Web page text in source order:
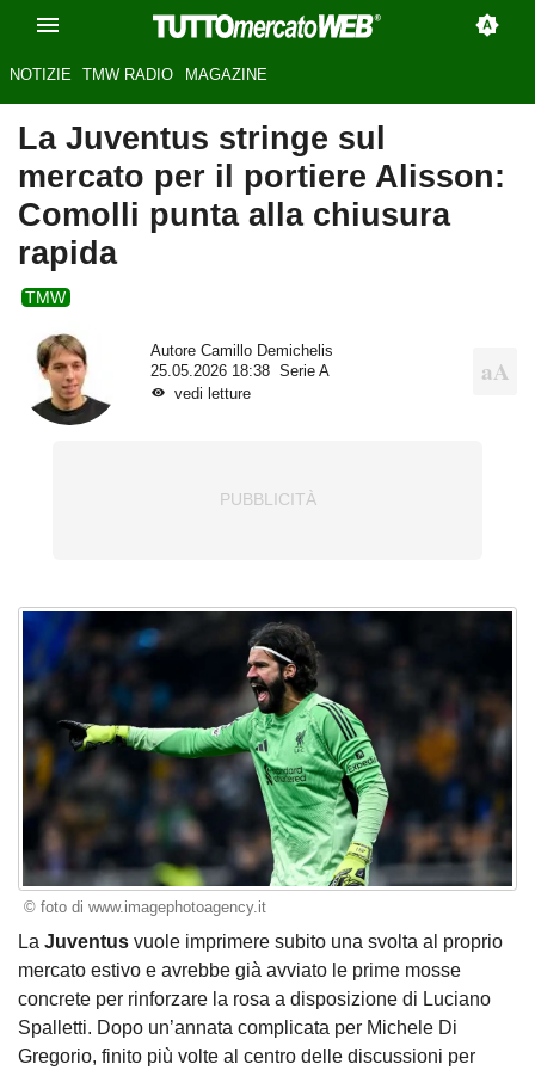
NOTIZIE TMW RADIO MAGAZINE
La Juventus stringe sul
mercato per il portiere Alisson:
Comolli punta alla chiusura
rapida
TMW
Autore Camillo Demichelis
25.05.2026 18:38
Serie A
vedi letture
© foto di www.imagephotoagency.it
La Juventus vuole imprimere subito una svolta al proprio
mercato estivo e avrebbe già avviato le prime mosse
concrete per rinforzare la rosa a disposizione di Luciano
Spalletti. Dopo un’annata complicata per Michele Di
Gregorio, finito più volte al centro delle discussioni per